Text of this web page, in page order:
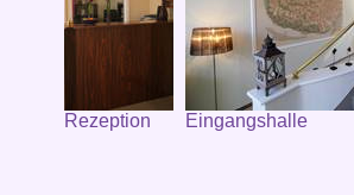
Rezeption Eingangshalle